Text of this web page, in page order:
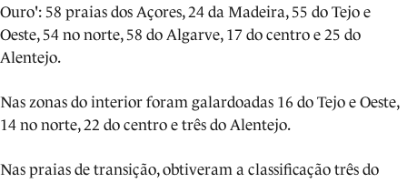
Ouro': 58 praias dos Açores, 24 da Madeira, 55 do Tejo e
Oeste, 54 no norte, 58 do Algarve, 17 do centro e 25 do
Alentejo.
Nas zonas do interior foram galardoadas 16 do Tejo e Oeste,
14 no norte, 22 do centro e três do Alentejo.
Nas praias de transição, obtiveram a classificação três do